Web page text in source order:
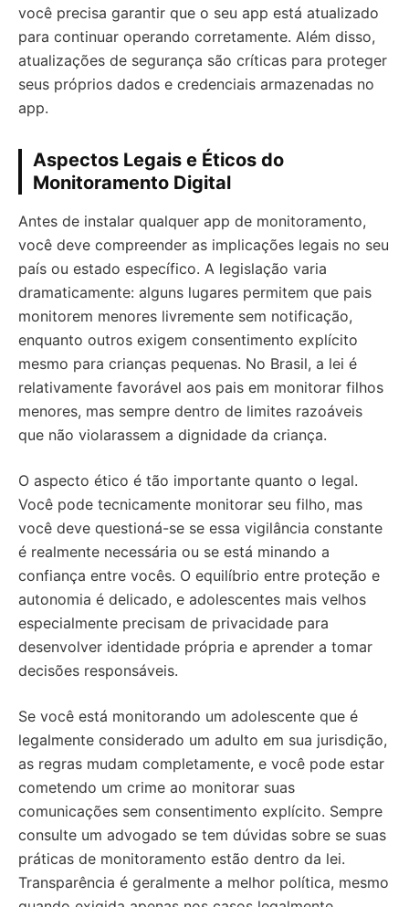
você precisa garantir que o seu app está atualizado
para continuar operando corretamente. Além disso,
atualizações de segurança são críticas para proteger
seus próprios dados e credenciais armazenadas no
app.
Aspectos Legais e Éticos do
Monitoramento Digital
Antes de instalar qualquer app de monitoramento,
você deve compreender as implicações legais no seu
país ou estado específico. A legislação varia
dramaticamente: alguns lugares permitem que pais
monitorem menores livremente sem notificação,
enquanto outros exigem consentimento explícito
mesmo para crianças pequenas. No Brasil, a lei é
relativamente favorável aos pais em monitorar filhos
menores, mas sempre dentro de limites razoáveis
que não violarassem a dignidade da criança.
O aspecto ético é tão importante quanto o legal.
Você pode tecnicamente monitorar seu filho, mas
você deve questioná-se se essa vigilância constante
é realmente necessária ou se está minando a
confiança entre vocês. O equilíbrio entre proteção e
autonomia é delicado, e adolescentes mais velhos
especialmente precisam de privacidade para
desenvolver identidade própria e aprender a tomar
decisões responsáveis.
Se você está monitorando um adolescente que é
legalmente considerado um adulto em sua jurisdição,
as regras mudam completamente, e você pode estar
cometendo um crime ao monitorar suas
comunicações sem consentimento explícito. Sempre
consulte um advogado se tem dúvidas sobre se suas
práticas de monitoramento estão dentro da lei.
Transparência é geralmente a melhor política, mesmo